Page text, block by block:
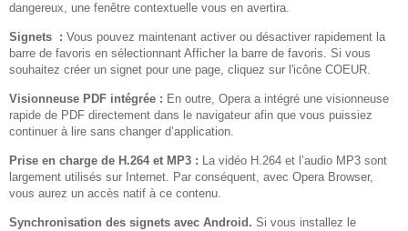
dangereux, une fenêtre contextuelle vous en avertira.
Signets : Vous pouvez maintenant activer ou désactiver rapidement la
barre de favoris en sélectionnant Afficher la barre de favoris. Si vous
souhaitez créer un signet pour une page, cliquez sur l'icône COEUR.
Visionneuse PDF intégrée : En outre, Opera a intégré une visionneuse
rapide de PDF directement dans le navigateur afin que vous puissiez
continuer à lire sans changer d’application.
Prise en charge de H.264 et MP3 : La vidéo H.264 et l’audio MP3 sont
largement utilisés sur Internet. Par conséquent, avec Opera Browser,
vous aurez un accès natif à ce contenu.
Synchronisation des signets avec Android. Si vous installez le